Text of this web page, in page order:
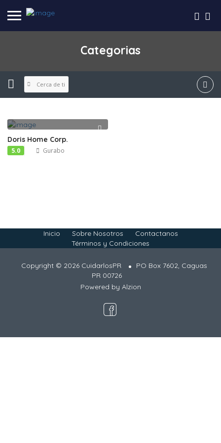
Categorias
Cerca de ti
Doris Home Corp.
5.0 Gurabo
Inicio Sobre Nosotros
Contactanos
Términos y Condiciones
Copyright © 2026 CuidarlosPR
PO Box 7602, Caguas
PR 00726
Powered by Alzion